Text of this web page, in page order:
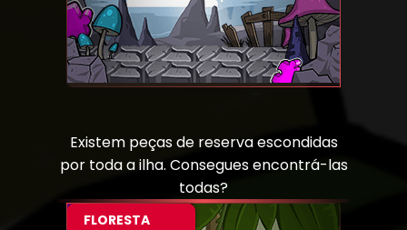
Existem peças de reserva escondidas
por toda a ilha. Consegues encontrá-las
todas?
FLORESTA